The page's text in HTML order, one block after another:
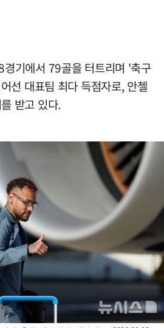
기에서 79골을 터트리며 '축구
선 대표팀 최다 득점자로, 안첼
받고 있다.